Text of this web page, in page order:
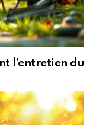
l’entretien du